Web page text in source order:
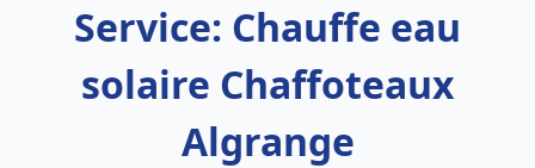
Service: Chauffe eau
solaire Chaffoteaux
Algrange